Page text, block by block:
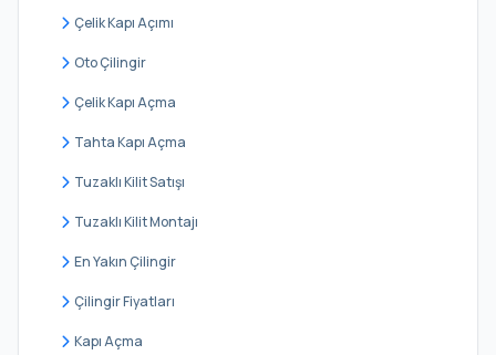
Çelik Kapı Açımı
Oto Çilingir
Çelik Kapı Açma
Tahta Kapı Açma
Tuzaklı Kilit Satışı
Tuzaklı Kilit Montajı
En Yakın Çilingir
Çilingir Fiyatları
Kapı Açma